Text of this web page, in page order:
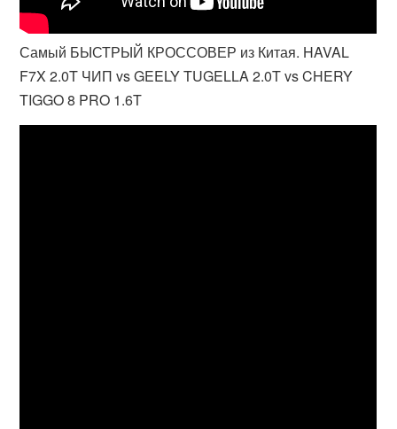
Самый БЫСТРЫЙ КРОССОВЕР из Китая. HAVAL
F7X 2.0T ЧИП vs GEELY TUGELLA 2.0T vs CHERY
TIGGO 8 PRO 1.6T